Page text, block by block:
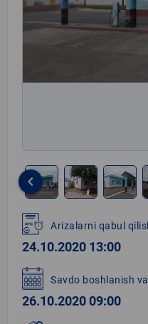
1
of
7
keyboard_arrow_left
Arizalarni qabul
24.10.2020 13:00
Savdo boshlanish
26.10.2020 09:00